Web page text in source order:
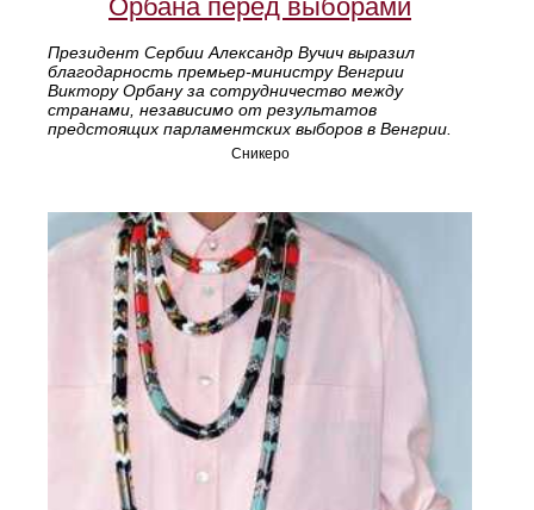
Орбана перед выборами
Президент Сербии Александр Вучич выразил
благодарность премьер-министру Венгрии
Виктору Орбану за сотрудничество между
странами, независимо от результатов
предстоящих парламентских выборов в Венгрии.
Сникеро